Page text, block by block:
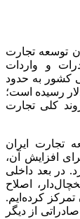
توسعه تجارت
و واردات
کشور به حدود
نیز به حدود ۳۴.۵ میلیارد دلار رسیده است؛
کلی تجارت
تجارت ایران
افزایش آن،
در بعد داخلی
اصلاح
کرده‌ایم.
از دیگر